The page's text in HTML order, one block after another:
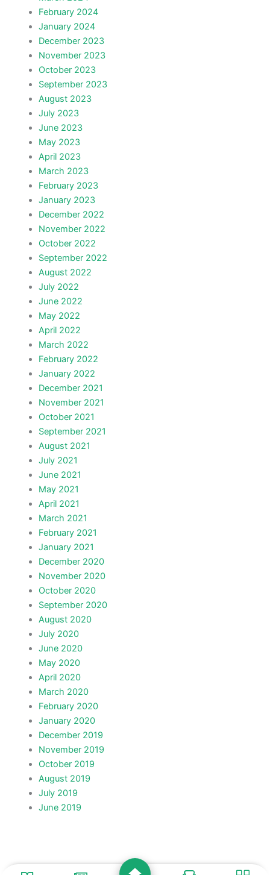
February 2024
January 2024
December 2023
November 2023
October 2023
September 2023
August 2023
July 2023
June 2023
May 2023
April 2023
March 2023
February 2023
January 2023
December 2022
November 2022
October 2022
September 2022
August 2022
July 2022
June 2022
May 2022
April 2022
March 2022
February 2022
January 2022
December 2021
November 2021
October 2021
September 2021
August 2021
July 2021
June 2021
May 2021
April 2021
March 2021
February 2021
January 2021
December 2020
November 2020
October 2020
September 2020
August 2020
July 2020
June 2020
May 2020
April 2020
March 2020
February 2020
January 2020
December 2019
November 2019
October 2019
August 2019
July 2019
June 2019